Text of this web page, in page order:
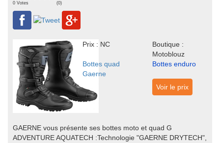
0 Votes (0)
Prix : NC
Boutique :
Motoblouz
Bottes quad
Gaerne
Bottes enduro
Voir le prix
GAERNE vous présente ses bottes moto et quad G
ADVENTURE AQUATECH :Technologie "GAERNE DRYTECH",